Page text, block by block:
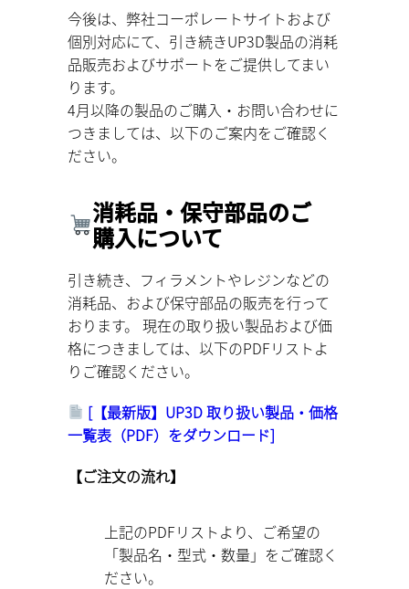
今後は、弊社コーポレートサイトおよび
個別対応にて、引き続きUP3D製品の消耗
品販売およびサポートをご提供してまい
ります。
4月以降の製品のご購入・お問い合わせに
つきましては、以下のご案内をご確認く
ださい。
消耗品・保守部品のご
購入について
引き続き、フィラメントやレジンなどの
消耗品、および保守部品の販売を行って
おります。 現在の取り扱い製品および価
格につきましては、以下のPDFリストよ
りご確認ください。
[【最新版】UP3D 取り扱い製品・価格
一覧表（PDF）をダウンロード]
【ご注文の流れ】
上記のPDFリストより、ご希望の
「製品名・型式・数量」をご確認く
ださい。